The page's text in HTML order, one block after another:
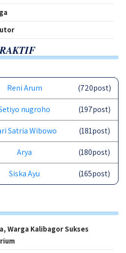
Reni Arum (720post)
nugroho (197post)
Satria Wibowo (181post)
Arya (180post)
Siska Ayu (165post)
Warga Kalibagor Sukses